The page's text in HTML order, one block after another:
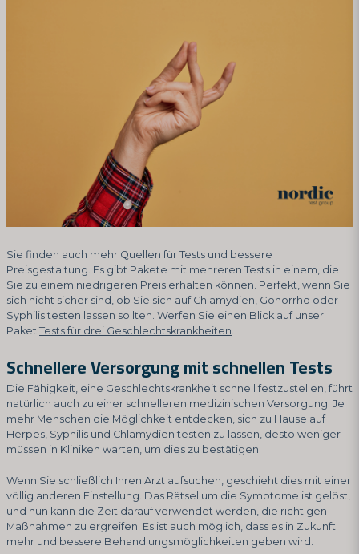
Sie finden auch mehr Quellen für Tests und bessere
Preisgestaltung. Es gibt Pakete mit mehreren Tests in einem, die
Sie zu einem niedrigeren Preis erhalten können. Perfekt, wenn Sie
sich nicht sicher sind, ob Sie sich auf Chlamydien, Gonorrhö oder
Syphilis testen lassen sollten. Werfen Sie einen Blick auf unser
Paket Tests für drei Geschlechtskrankheiten.
Schnellere Versorgung mit schnellen Tests
Die Fähigkeit, eine Geschlechtskrankheit schnell festzustellen, führt
natürlich auch zu einer schnelleren medizinischen Versorgung. Je
mehr Menschen die Möglichkeit entdecken, sich zu Hause auf
Herpes, Syphilis und Chlamydien testen zu lassen, desto weniger
müssen in Kliniken warten, um dies zu bestätigen.
Wenn Sie schließlich Ihren Arzt aufsuchen, geschieht dies mit einer
völlig anderen Einstellung. Das Rätsel um die Symptome ist gelöst,
und nun kann die Zeit darauf verwendet werden, die richtigen
Maßnahmen zu ergreifen. Es ist auch möglich, dass es in Zukunft
mehr und bessere Behandlungsmöglichkeiten geben wird.